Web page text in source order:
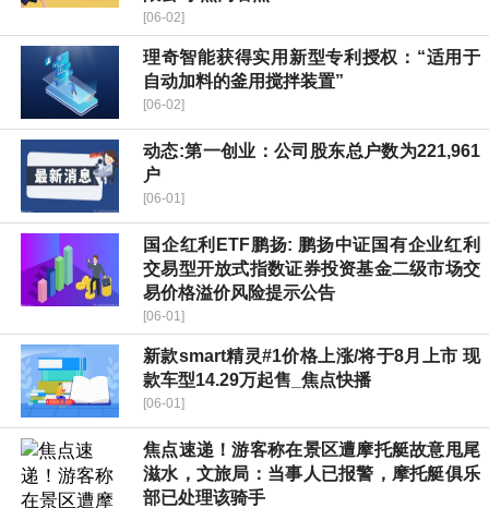
[06-02]
理奇智能获得实用新型专利授权：“适用于
自动加料的釜用搅拌装置”
[06-02]
动态:第一创业：公司股东总户数为221,961
户
[06-01]
国企红利ETF鹏扬: 鹏扬中证国有企业红利
交易型开放式指数证券投资基金二级市场交
易价格溢价风险提示公告
[06-01]
新款smart精灵#1价格上涨/将于8月上市 现
款车型14.29万起售_焦点快播
[06-01]
焦点速递！游客称在景区遭摩托艇故意甩尾
滋水，文旅局：当事人已报警，摩托艇俱乐
部已处理该骑手